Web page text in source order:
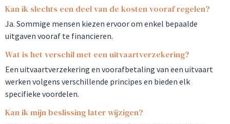
Kan ik slechts een deel van de kosten vooraf regelen?
Ja. Sommige mensen kiezen ervoor om enkel bepaalde
uitgaven vooraf te financieren.
Wat is het verschil met een uitvaartverzekering?
Een uitvaartverzekering en voorafbetaling van een uitvaart
werken volgens verschillende principes en bieden elk
specifieke voordelen.
Kan ik mijn beslissing later wijzigen?